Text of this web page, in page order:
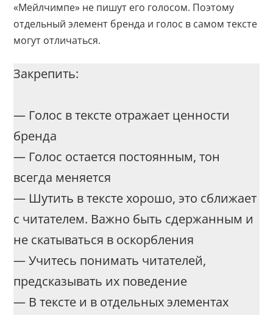
«Мейлчимпе» не пишут его голосом. Поэтому
отдельный элемент бренда и голос в самом тексте
могут отличаться.
Закрепить:
— Голос в тексте отражает ценности
бренда
— Голос остается постоянным, тон
всегда меняется
— Шутить в тексте хорошо, это сближает
с читателем. Важно быть сдержанным и
не скатываться в оскорбления
— Учитесь понимать читателей,
предсказывать их поведение
— В тексте и в отдельных элементах